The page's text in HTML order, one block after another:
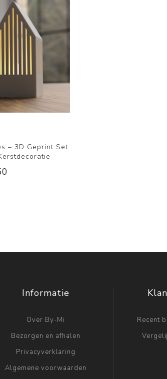
– 3D Geprint Set
Informatie
Over By-Mi
Bezorgen en afhalen
Privacyverklaring
Algemene voorwaarden
Recent